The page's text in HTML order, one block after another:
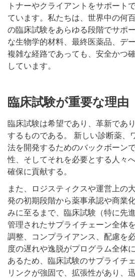
トナーやクライアントをサポート
ています。私たちは、世界中の何
の臨床試験をあらゆる段階でサポ
な生物学的材料、最終医薬品、デ
複雑な経路であっても、安全かつ
しています。
臨床試験が重要な理由
臨床試験は希望であり、革新であ
するものである。 新しい診断薬、
法を開発するためのバックボーン
性、そしてそれを必要とする人々
確保に貢献する。
また、ロジスティクスや運営上の
発の初期段階から薬事承認や商業
みに至るまで、臨床試験（特に先
管理されたサプライチェーン全体
調整、コンプライアンス、配慮を
度の遅れや逸脱がプログラム全体
あるため、臨床試験のサプライチ
リンクが強固で、拡張性があり、